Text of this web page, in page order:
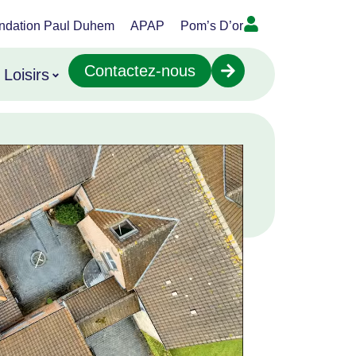
Paul Duhem APAP Pom’s D’or
Loisirs Contactez-nous